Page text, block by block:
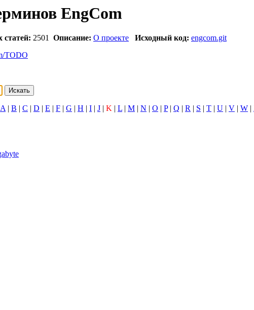
EngCom
2501 Описание: О проекте Исходный код: engcom.git
TODO
A| B | C | D | E | F | G | H | I | J | K | L | M | N | O | P| Q | R | S | T | U | V | W |